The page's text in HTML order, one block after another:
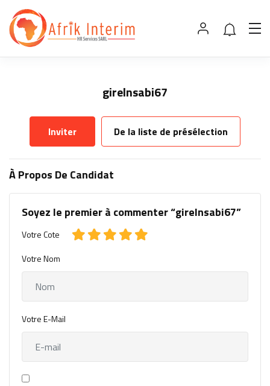
girelnsabi67
Inviter De la liste de présélection
À Propos De Candidat
Soyez le premier à commenter “girelnsabi67”
Votre Cote
Votre Nom
Votre E-Mail